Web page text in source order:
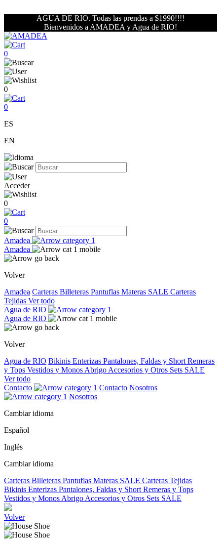
AGUA DE RIO. Todas las prendas a $1990!!!!
Bienvenidos a AMADEA y Agua de RIO!
0
0
0
ES
EN
Acceder
0
0
Amadea
Amadea
Volver
Amadea Carteras Billeteras Pantuflas Materas SALE Carteras
Tejidas Ver todo
Agua de RIO
Agua de RIO
Volver
Agua de RIO Bikinis Enterizas Pantalones, Faldas y Short Remeras
y Tops Vestidos y Monos Abrigo Accesorios y Otros Sets SALE
Ver todo
Contacto
Contacto Nosotros
Nosotros
Cambiar idioma
Español
Inglés
Cambiar idioma
Carteras Billeteras Pantuflas Materas SALE Carteras Tejidas
Bikinis Enterizas Pantalones, Faldas y Short Remeras y Tops
Vestidos y Monos Abrigo Accesorios y Otros Sets SALE
Volver